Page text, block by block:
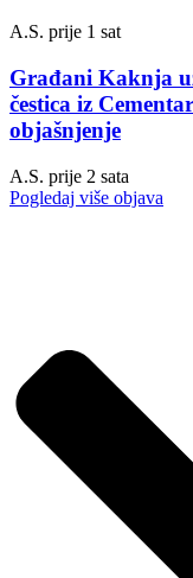
A.S. prije 1 sat
Građani Kaknja
čestica iz
objašnjenje
A.S. prije 2 sata
Pogledaj više objava